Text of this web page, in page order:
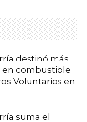
destinó más
en combustible
Voluntarios en
suma el